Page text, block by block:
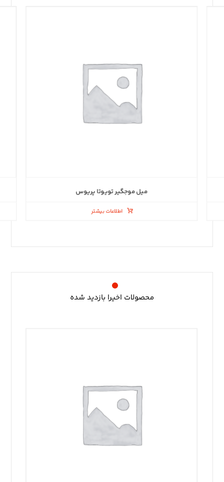
میل موجگیر تویوتا پریوس
اطلاعات بیشتر
محصولات اخیرا بازدید شده